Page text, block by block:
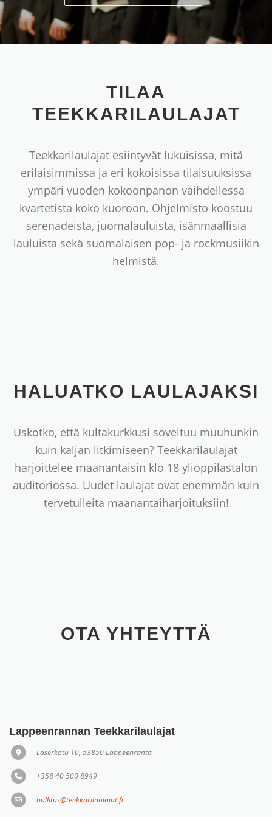
TILAA
TEEKKARILAULAJAT
Teekkarilaulajat esiintyvät lukuisissa, mitä
erilaisimmissa ja eri kokoisissa tilaisuuksissa
ympäri vuoden kokoonpanon vaihdellessa
kvartetista koko kuoroon. Ohjelmisto koostuu
serenadeista, juomalauluista, isänmaallisia
lauluista sekä suomalaisen pop- ja rockmusiikin
helmistä.
HALUATKO LAULAJAKSI
Uskotko, että kultakurkkusi soveltuu muuhunkin
kuin kaljan litkimiseen? Teekkarilaulajat
harjoittelee maanantaisin klo 18 ylioppilastalon
auditoriossa. Uudet laulajat ovat enemmän kuin
tervetulleita maanantaiharjoituksiin!
OTA YHTEYTTÄ
Lappeenrannan Teekkarilaulajat
Laserkatu 10, 53850 Lappeenranta
+358 40 500 8949
hallitus@teekkarilaulajat.fi